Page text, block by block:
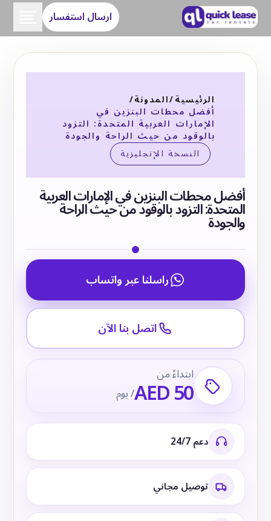
ارسال استفسار
الرئيسية/المدونة/
أفضل محطات البنزين في
الإمارات العربية المتحدة: التزود
بالوقود من حيث الراحة والجودة
النسخة الإنجليزية
أفضل محطات البنزين في الإمارات العربية
المتحدة: التزود بالوقود من حيث الراحة
والجودة
راسلنا عبر واتساب
اتصل بنا الآن
ابتداءً من
AED 50/ يوم
دعم 24/7
توصيل مجاني